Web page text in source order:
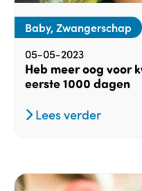
Baby, Zwangerschap
05-05-2023
Heb meer oog voor
eerste 1000 dagen
Lees verder